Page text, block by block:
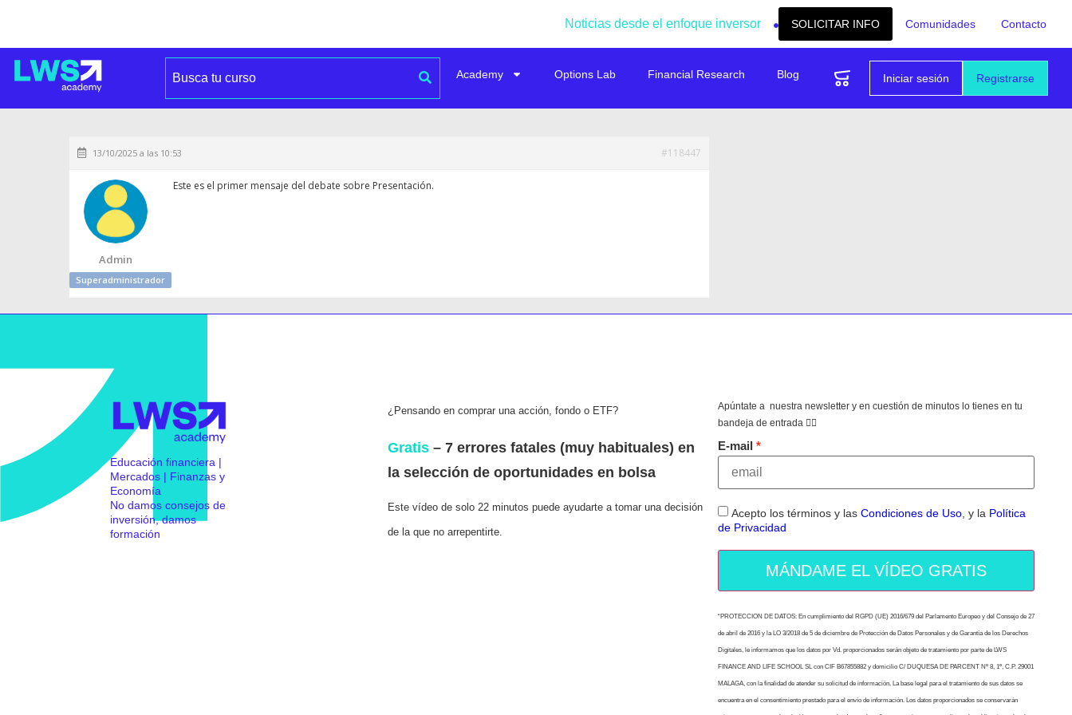
Noticias desde el enfoque inversor SOLICITAR INFO Comunidades Contacto
Registrarse
Iniciar sesión
Academy Options Lab Financial Research Blog
13/10/2025 a las 10:53 #118447
Admin
Superadministrador
Este es el primer mensaje del debate sobre Presentación.
Educación financiera |
Mercados | Finanzas y
Economía
No damos consejos de
inversión, damos
formación
¿Pensando en comprar una acción, fondo o ETF?
Gratis– 7 errores fatales (muy habituales) en
la selección de oportunidades en bolsa
Este vídeo de solo 22 minutos puede ayudarte a tomar una decisión
de la que no arrepentirte.
Apúntate a nuestra newsletter y en cuestión de minutos lo tienes en tu
bandeja de entrada 👇🏻
E-mail
Acepto los términos y las Condiciones de Uso, y la Política
de Privacidad
MÁNDAME EL VÍDEO GRATIS
“PROTECCION DE DATOS: En cumplimiento del RGPD (UE) 2016/679 del Parlamento Europeo y del Consejo de 27
de abril de 2016 y la LO 3/2018 de 5 de diciembre de Protección de Datos Personales y de Garantía de los Derechos
Digitales, le informamos que los datos por Vd. proporcionados serán objeto de tratamiento por parte de LWS
FINANCE AND LIFE SCHOOL SL con CIF B67855882 y domicilio C/ DUQUESA DE PARCENT Nº 8, 1º, C.P. 29001
MALAGA, con la finalidad de atender su solicitud de información. La base legal para el tratamiento de sus datos se
encuentra en el consentimiento prestado para el envío de información. Los datos proporcionados se conservarán